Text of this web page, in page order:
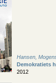
Hansen,
Demokratiets
2012